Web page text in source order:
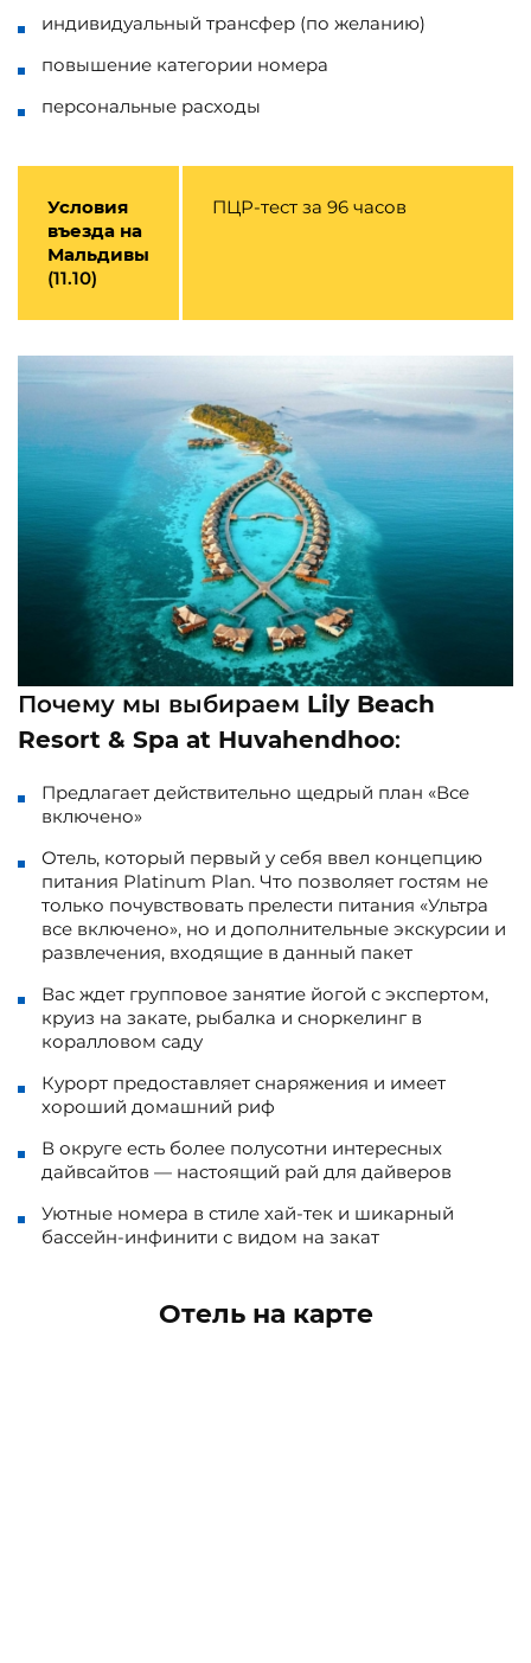
индивидуальный трансфер (по желанию)
повышение категории номера
персональные расходы
Условия
въезда на
Мальдивы
(11.10)
ПЦР-тест за 96 часов
Почему мы выбираем Lily Beach
Resort & Spa at Huvahendhoo:
Предлагает действительно щедрый план «Все
включено»
Отель, который первый у себя ввел концепцию
питания Platinum Plan. Что позволяет гостям не
только почувствовать прелести питания «Ультра
все включено», но и дополнительные экскурсии и
развлечения, входящие в данный пакет
Вас ждет групповое занятие йогой с экспертом,
круиз на закате, рыбалка и сноркелинг в
коралловом саду
Курорт предоставляет снаряжения и имеет
хороший домашний риф
В округе есть более полусотни интересных
дайвсайтов — настоящий рай для дайверов
Уютные номера в стиле хай-тек и шикарный
бассейн-инфинити с видом на закат
Отель на карте